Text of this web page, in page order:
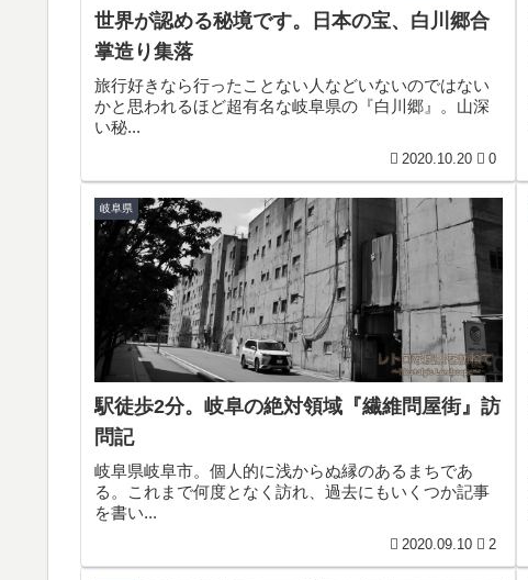
世界が認める秘境です。日本の宝、白川郷合
掌造り集落
旅行好きなら行ったことない人などいないのではない
かと思われるほど超有名な岐阜県の『白川郷』。山深
い秘...
2020.10.20 0
岐阜県
駅徒歩2分。岐阜の絶対領域『繊維問屋街』訪
問記
岐阜県岐阜市。個人的に浅からぬ縁のあるまちであ
る。これまで何度となく訪れ、過去にもいくつか記事
を書い...
2020.09.10 2